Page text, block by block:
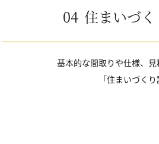
04 住まいづ
基本的な間取りや仕様、
「住まいづく